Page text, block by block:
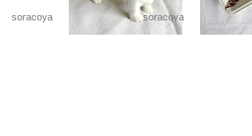
soracoya soracoya